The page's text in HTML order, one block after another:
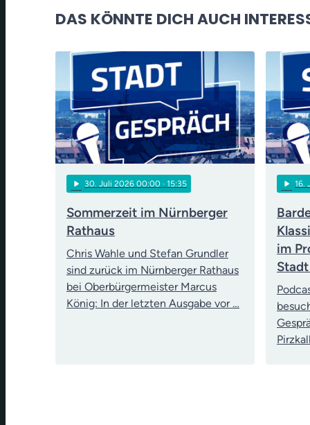
DAS KÖNNTE DICH AUCH
play_arrow 30 . Juli 2026 00:00 · 15:35
Sommerzeit im Nürnberger
Rathaus
Chris Wahle und Stefan Grundler
sind zurück im Nürnberger Rathaus
bei Oberbürgermeister Marcus
König: In der letzten Ausgabe vor …
play_arrow 16
im